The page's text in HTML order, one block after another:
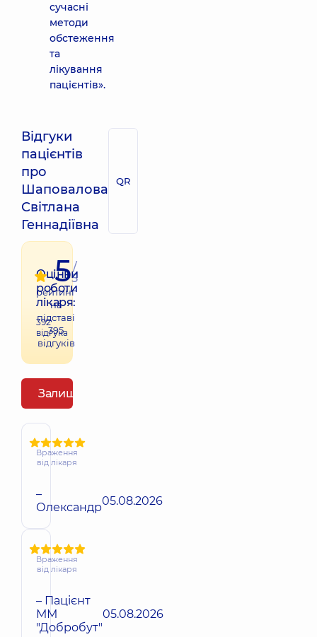
сучасні
методи
обстеження
та
лікування
пацієнтів».
Відгуки
пацієнтів
про
Шаповалова
Світлана
Геннадіївна
QR
Оцінки
роботи
лікаря:
392
відгука
5/
5
рейтинг
на
підставі
395
відгуків
Залишити відгук
Враження
від лікаря
–
Олександр05.08.2026
Враження
від лікаря
– Пацієнт
ММ
"Добробут"
05.08.2026